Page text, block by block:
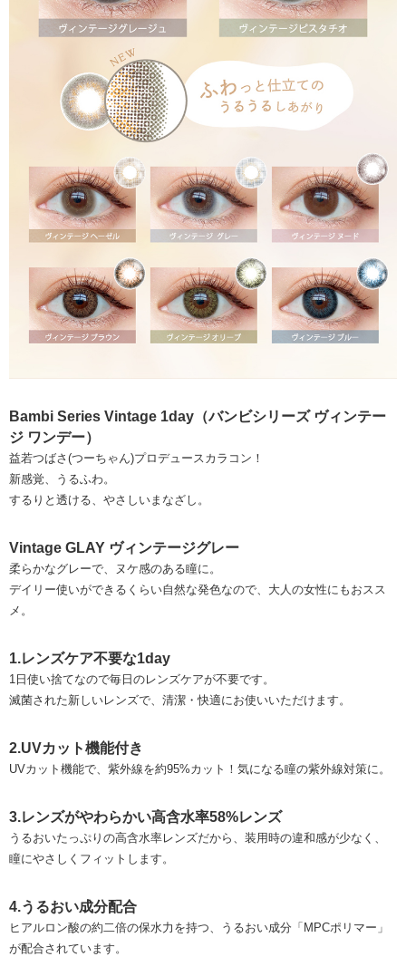
Bambi Series Vintage 1day（バンビシリーズ ヴィンテー
ジ ワンデー）
益若つばさ(つーちゃん)プロデュースカラコン！
新感覚、うるふわ。
するりと透ける、やさしいまなざし。
Vintage GLAY ヴィンテージグレー
柔らかなグレーで、ヌケ感のある瞳に。
デイリー使いができるくらい自然な発色なので、大人の女性にもおスス
メ。
1.レンズケア不要な1day
1日使い捨てなので毎日のレンズケアが不要です。
滅菌された新しいレンズで、清潔・快適にお使いいただけます。
2.UVカット機能付き
UVカット機能で、紫外線を約95%カット！気になる瞳の紫外線対策に。
3.レンズがやわらかい高含水率58%レンズ
うるおいたっぷりの高含水率レンズだから、装用時の違和感が少なく、
瞳にやさしくフィットします。
4.うるおい成分配合
ヒアルロン酸の約二倍の保水力を持つ、うるおい成分「MPCポリマー」
が配合されています。